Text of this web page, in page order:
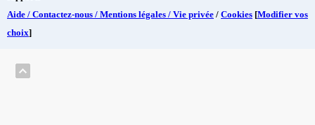
Aide / Contactez-nous / Mentions légales / Vie privée / Cookies [Modifier vos
choix]